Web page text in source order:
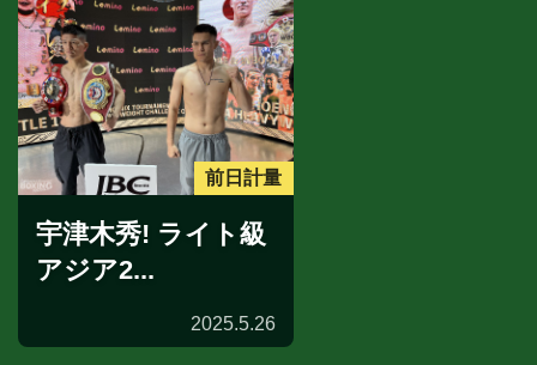
前日計量
宇津木秀! ライト級
アジア2...
2025.5.26